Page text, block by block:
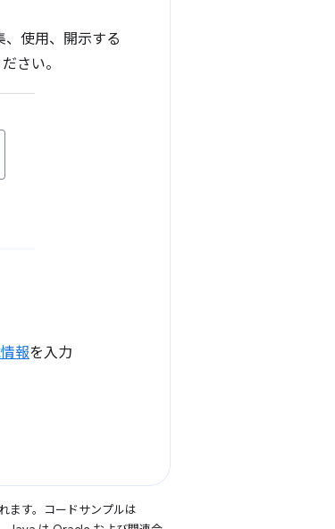
使用、開示する
さい。
報を入力
ます。コードサンプルは